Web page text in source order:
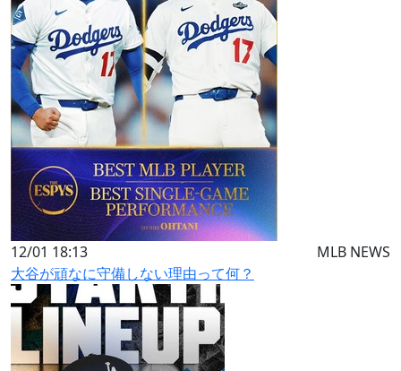
12/01 18:13
MLB NEWS
大谷が頑なに守備しない理由って何？